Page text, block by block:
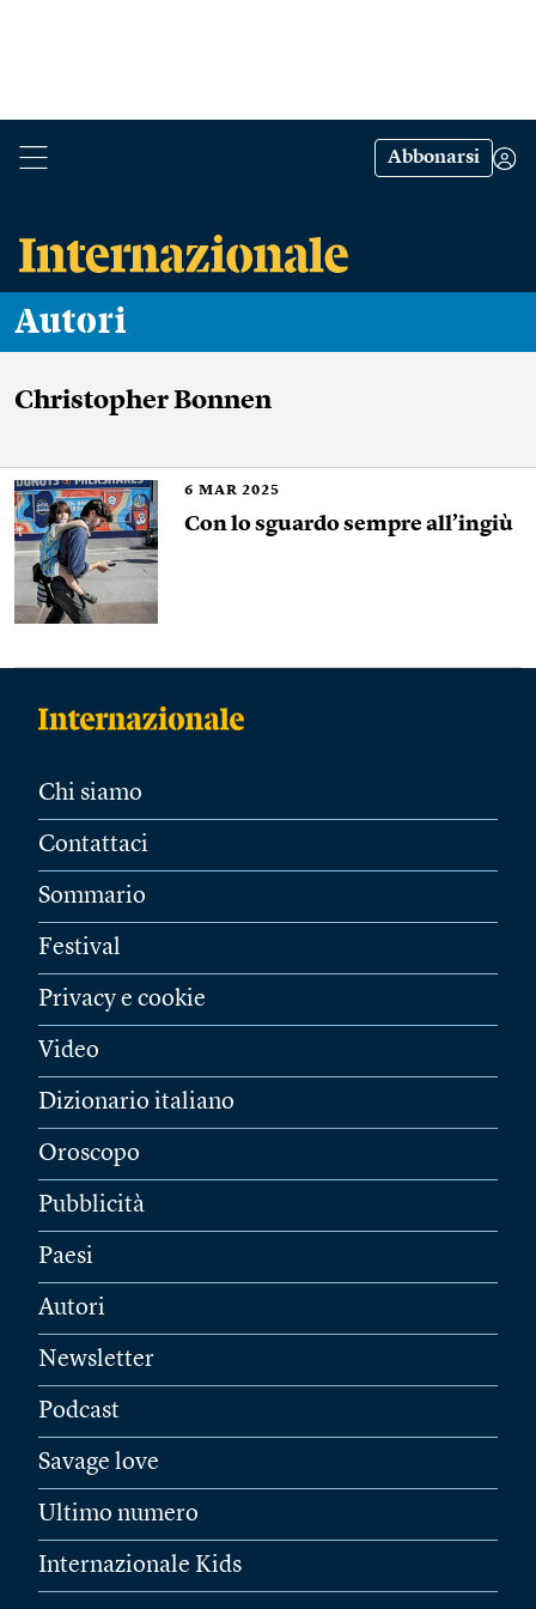
Abbonarsi
Autori
Christopher Bonnen
6 MAR 2025
Con lo sguardo sempre all’ingiù
Chi siamo
Contattaci
Sommario
Festival
Privacy e cookie
Video
Dizionario italiano
Oroscopo
Pubblicità
Paesi
Autori
Newsletter
Podcast
Savage love
Ultimo numero
Internazionale Kids